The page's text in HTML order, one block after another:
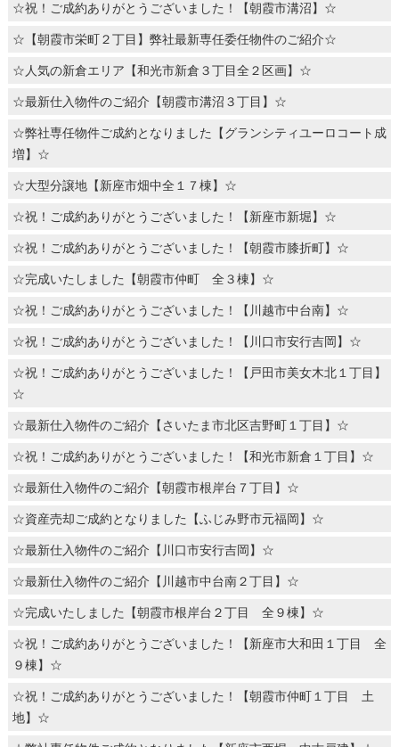
☆祝！ご成約ありがとうございました！【朝霞市溝沼】☆
☆【朝霞市栄町２丁目】弊社最新専任委任物件のご紹介☆
☆人気の新倉エリア【和光市新倉３丁目全２区画】☆
☆最新仕入物件のご紹介【朝霞市溝沼３丁目】☆
☆弊社専任物件ご成約となりました【グランシティユーロコート成
増】☆
☆大型分譲地【新座市畑中全１７棟】☆
☆祝！ご成約ありがとうございました！【新座市新堀】☆
☆祝！ご成約ありがとうございました！【朝霞市膝折町】☆
☆完成いたしました【朝霞市仲町 全３棟】☆
☆祝！ご成約ありがとうございました！【川越市中台南】☆
☆祝！ご成約ありがとうございました！【川口市安行吉岡】☆
☆祝！ご成約ありがとうございました！【戸田市美女木北１丁目】
☆
☆最新仕入物件のご紹介【さいたま市北区吉野町１丁目】☆
☆祝！ご成約ありがとうございました！【和光市新倉１丁目】☆
☆最新仕入物件のご紹介【朝霞市根岸台７丁目】☆
☆資産売却ご成約となりました【ふじみ野市元福岡】☆
☆最新仕入物件のご紹介【川口市安行吉岡】☆
☆最新仕入物件のご紹介【川越市中台南２丁目】☆
☆完成いたしました【朝霞市根岸台２丁目 全９棟】☆
☆祝！ご成約ありがとうございました！【新座市大和田１丁目 全
９棟】☆
☆祝！ご成約ありがとうございました！【朝霞市仲町１丁目 土
地】☆